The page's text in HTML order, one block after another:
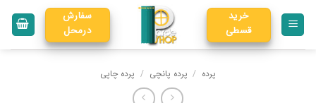
خرید
قسطی
سفارش
درمحل
پرده / پرده پانچی / پرده چاپی